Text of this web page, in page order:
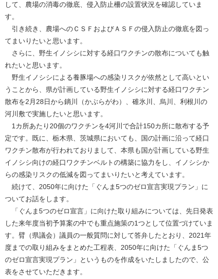
して、農場の消毒の徹底、侵入防止柵の設置状況を確認していま
す。
引き続き、農場へのＣＳＦおよびＡＳＦの侵入防止の徹底を図っ
てまいりたいと思います。
さらに、野生イノシシに対する経口ワクチンの散布についても触
れたいと思います。
野生イノシシによる養豚場への感染リスクが依然として高いとい
うことから、県が計画している野生イノシシに対する経口ワクチン
散布を2月28日から鏑川（かぶらがわ）、碓氷川、烏川、利根川の
河川敷で実施したいと思います。
1カ所あたり20個のワクチンを4河川で合計150カ所に散布する予
定です。既に、栃木県、茨城県においても、国の計画に沿って経口
ワクチン散布が行われておりまして、本県も国が計画している野生
イノシシ向けの経口ワクチンベルトの構築に協力をし、イノシシか
らの感染リスクの低減を図ってまいりたいと考えています。
続けて、2050年に向けた「ぐんま5つのゼロ宣言実現プラン」に
ついてお話をします。
「ぐんま5つのゼロ宣言」に向けた取り組みについては、先日発表
した来年度当初予算案の中でも重点施策の1つとして位置づけていま
す。臂（県議会）議員の一般質問に対して答弁したとおり、2021年
度までの取り組みをまとめた工程表、2050年に向けた「ぐんま5つ
のゼロ宣言実現プラン」というものを作成をいたしましたので、公
表をさせていただきます。